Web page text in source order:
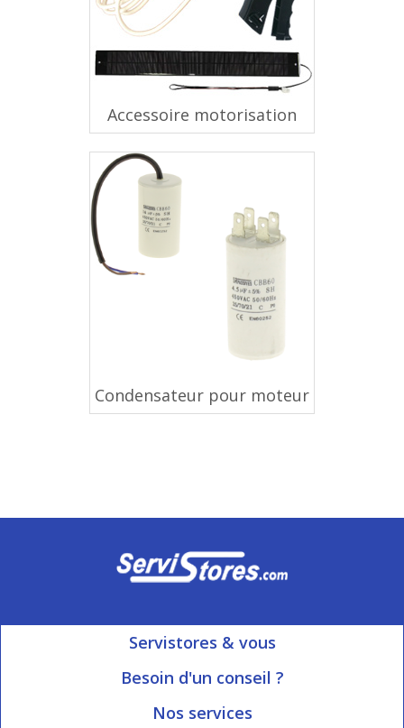
Accessoire motorisation
Condensateur pour moteur
Servistores & vous
Mon compte
Besoin d'un conseil ?
Ouvert du Lundi au Vendredi
Nos services